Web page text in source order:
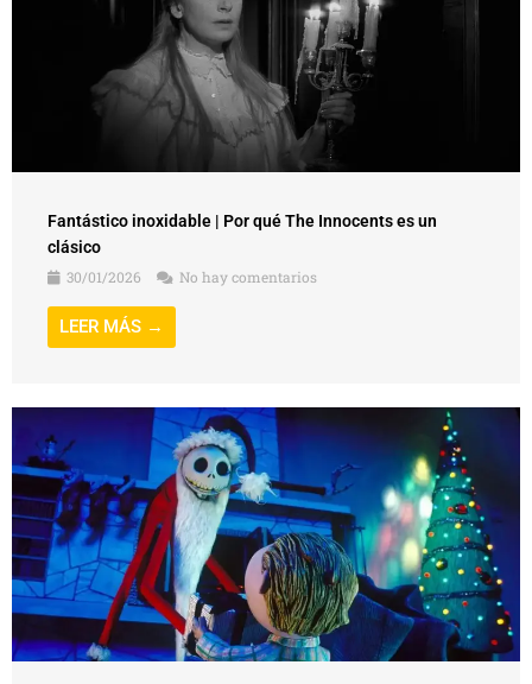
Fantástico Inoxidable | Por qué El extraño mundo de Jack
es un clásico
22/12/2025
No hay comentarios
LEER MÁS →
BUSCADOR
ÚLTIMAS ENTRADAS